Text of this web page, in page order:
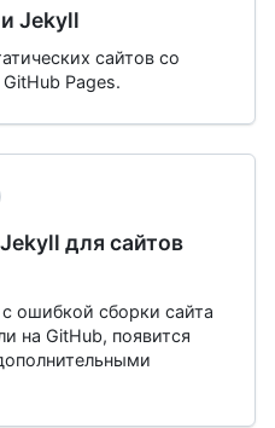
Jekyll
сайтов со
Pages.
для сайтов
ошибкой сборки сайта
на GitHub, появится